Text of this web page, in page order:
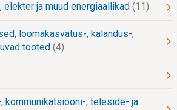
elekter ja muud energiaallikad 11
loomakasvatus-, kalandus-,
tooted 4
kommunikatsiooni-, teleside- ja